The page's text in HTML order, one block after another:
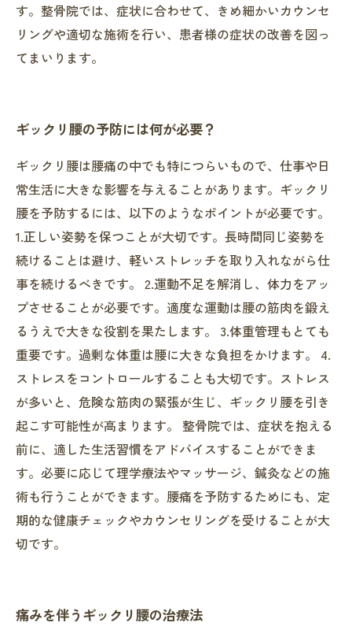
す。整骨院では、症状に合わせて、きめ細かいカウンセ
リングや適切な施術を行い、患者様の症状の改善を図っ
てまいります。
ギックリ腰の予防には何が必要？
ギックリ腰は腰痛の中でも特につらいもので、仕事や日
常生活に大きな影響を与えることがあります。ギックリ
腰を予防するには、以下のようなポイントが必要です。
1.正しい姿勢を保つことが大切です。長時間同じ姿勢を
続けることは避け、軽いストレッチを取り入れながら仕
事を続けるべきです。 2.運動不足を解消し、体力をアッ
プさせることが必要です。適度な運動は腰の筋肉を鍛え
るうえで大きな役割を果たします。 3.体重管理もとても
重要です。過剰な体重は腰に大きな負担をかけます。 4.
ストレスをコントロールすることも大切です。ストレス
が多いと、危険な筋肉の緊張が生じ、ギックリ腰を引き
起こす可能性が高まります。 整骨院では、症状を抱える
前に、適した生活習慣をアドバイスすることができま
す。必要に応じて理学療法やマッサージ、鍼灸などの施
術も行うことができます。腰痛を予防するためにも、定
期的な健康チェックやカウンセリングを受けることが大
切です。
痛みを伴うギックリ腰の治療法